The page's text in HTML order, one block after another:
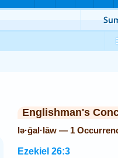
Englishman's
lə·ḡal·lāw — 1
Ezekiel 26:3